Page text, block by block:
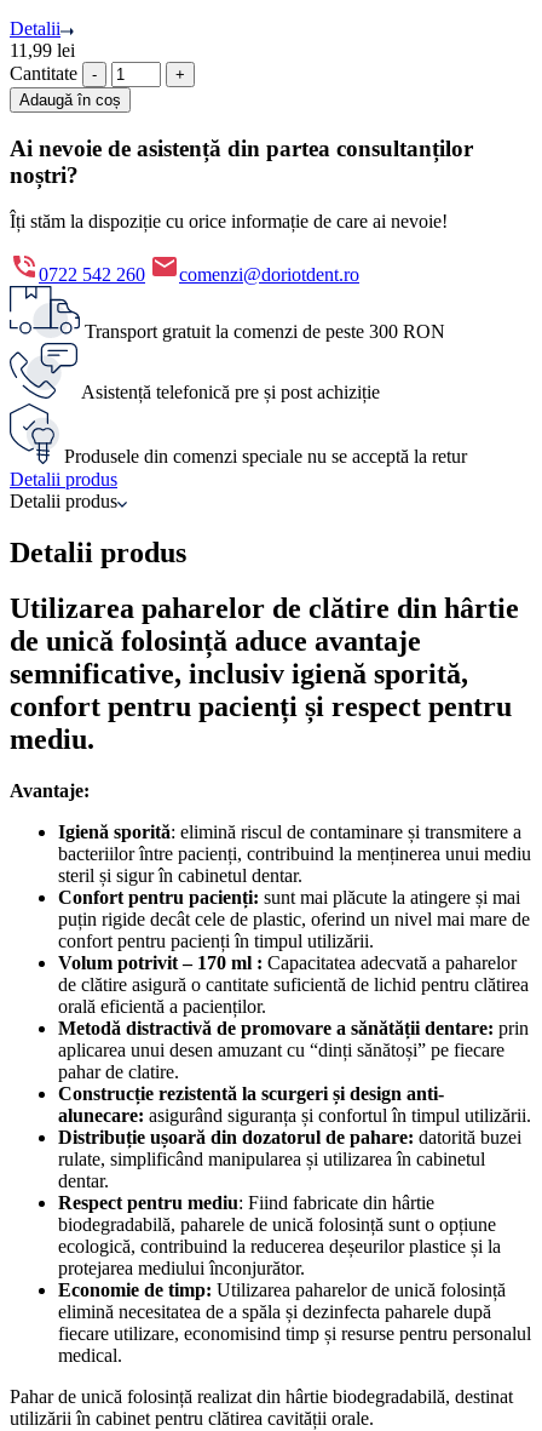
Detalii
11,99 lei
Cantitate
Adaugă în coș
Ai nevoie de asistență din partea consultanților
noștri?
Îți stăm la dispoziție cu orice informație de care ai nevoie!
0722 542 260 comenzi@doriotdent.ro
Transport gratuit la comenzi de peste 300 RON
Asistență telefonică pre și post achiziție
Produsele din comenzi speciale nu se acceptă la retur
Detalii produs
Detalii produs
Detalii produs
Utilizarea paharelor de clătire din hârtie
de unică folosință aduce avantaje
semnificative, inclusiv igienă sporită,
confort pentru pacienți și respect pentru
mediu.
Avantaje:
Igienă sporită: elimină riscul de contaminare și transmitere a
bacteriilor între pacienți, contribuind la menținerea unui mediu
steril și sigur în cabinetul dentar.
Confort pentru pacienți: sunt mai plăcute la atingere și mai
puțin rigide decât cele de plastic, oferind un nivel mai mare de
confort pentru pacienți în timpul utilizării.
Volum potrivit – 170 ml : Capacitatea adecvată a paharelor
de clătire asigură o cantitate suficientă de lichid pentru clătirea
orală eficientă a pacienților.
Metodă distractivă de promovare a sănătății dentare: prin
aplicarea unui desen amuzant cu “dinți sănătoși” pe fiecare
pahar de clatire.
Construcție rezistentă la scurgeri și design anti-
alunecare: asigurând siguranța și confortul în timpul utilizării.
Distribuție ușoară din dozatorul de pahare: datorită buzei
rulate, simplificând manipularea și utilizarea în cabinetul
dentar.
Respect pentru mediu: Fiind fabricate din hârtie
biodegradabilă, paharele de unică folosință sunt o opțiune
ecologică, contribuind la reducerea deșeurilor plastice și la
protejarea mediului înconjurător.
Economie de timp: Utilizarea paharelor de unică folosință
elimină necesitatea de a spăla și dezinfecta paharele după
fiecare utilizare, economisind timp și resurse pentru personalul
medical.
Pahar de unică folosință realizat din hârtie biodegradabilă, destinat
utilizării în cabinet pentru clătirea cavității orale.